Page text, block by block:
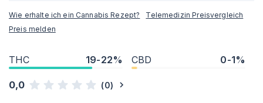
Wie erhalte ich ein Cannabis Rezept?
Telemedizin Preisvergleich
Preis melden
THC 19-22% CBD 0-1%
0,0 (0)